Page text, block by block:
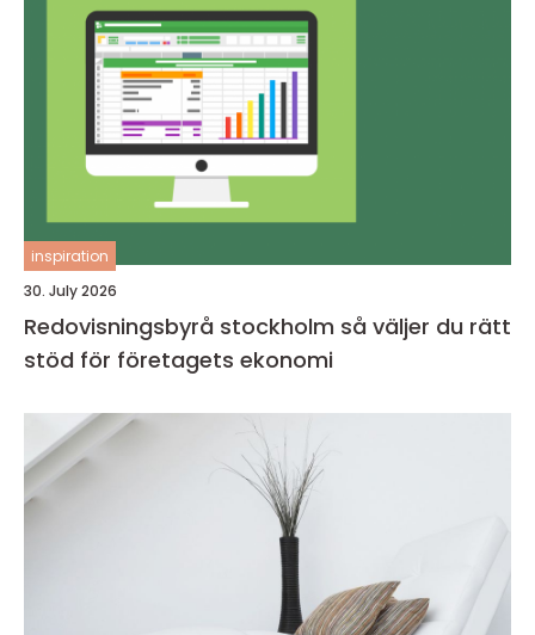
inspiration
30. July 2026
Redovisningsbyrå stockholm så väljer du rätt
stöd för företagets ekonomi